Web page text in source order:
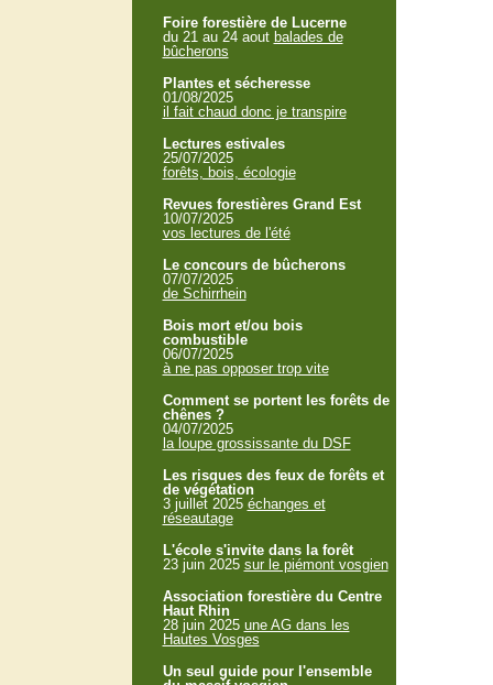
Foire forestière de Lucerne
du 21 au 24 aout balades de
bûcherons
Plantes et sécheresse
01/08/2025
il fait chaud donc je transpire
Lectures estivales
25/07/2025
forêts, bois, écologie
Revues forestières Grand Est
10/07/2025
vos lectures de l'été
Le concours de bûcherons
07/07/2025
de Schirrhein
Bois mort et/ou bois
combustible
06/07/2025
à ne pas opposer trop vite
Comment se portent les forêts de
chênes ?
04/07/2025
la loupe grossissante du DSF
Les risques des feux de forêts et
de végétation
3 juillet 2025 échanges et
réseautage
L'école s'invite dans la forêt
23 juin 2025 sur le piémont vosgien
Association forestière du Centre
Haut Rhin
28 juin 2025 une AG dans les
Hautes Vosges
Un seul guide pour l'ensemble